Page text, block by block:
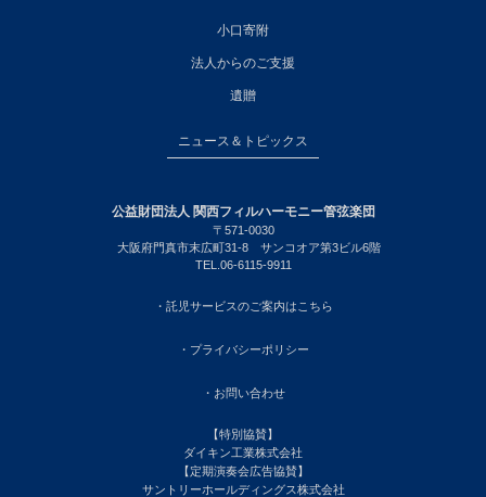
小口寄附
法人からのご支援
遺贈
ニュース＆トピックス
公益財団法人 関西フィルハーモニー管弦楽団
〒571-0030
大阪府門真市末広町31-8 サンコオア第3ビル6階
TEL.06-6115-9911
・託児サービスのご案内はこちら
・プライバシーポリシー
・お問い合わせ
【特別協賛】
ダイキン工業株式会社
【定期演奏会広告協賛】
サントリーホールディングス株式会社